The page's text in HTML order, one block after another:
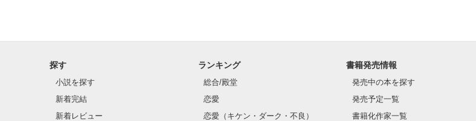
探す
小説を探す
新着完結
新着レビュー
ランキング
総合/殿堂
恋愛
恋愛（キケン・ダーク・不良）
書籍発売情報
発売中の本を探す
発売予定一覧
書籍化作家一覧